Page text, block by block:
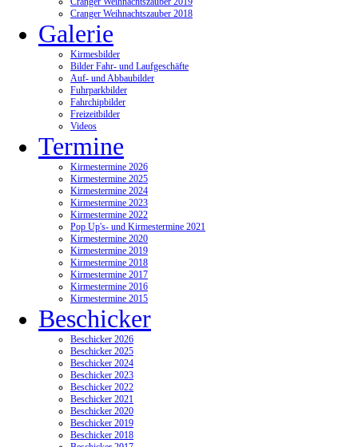
Cranger Weihnachtszauber 2018
Galerie
Kirmesbilder
Bilder Fahr- und Laufgeschäfte
Auf- und Abbaubilder
Fuhrparkbilder
Fahrchipbilder
Freizeitbilder
Videos
Termine
Kirmestermine 2026
Kirmestermine 2025
Kirmestermine 2024
Kirmestermine 2023
Kirmestermine 2022
Pop Up's- und Kirmestermine 2021
Kirmestermine 2020
Kirmestermine 2019
Kirmestermine 2018
Kirmestermine 2017
Kirmestermine 2016
Kirmestermine 2015
Beschicker
Beschicker 2026
Beschicker 2025
Beschicker 2024
Beschicker 2023
Beschicker 2022
Beschicker 2021
Beschicker 2020
Beschicker 2019
Beschicker 2018